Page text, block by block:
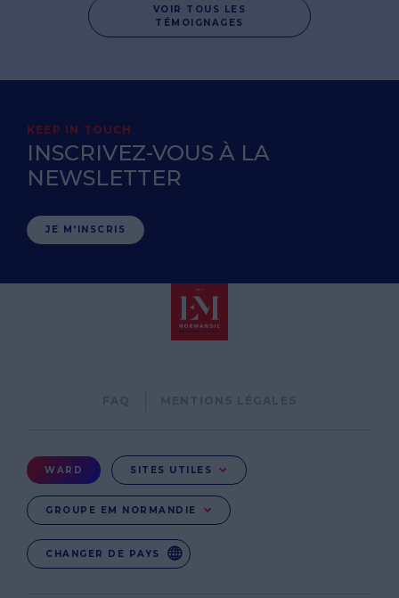
VOIR TOUS LES
TÉMOIGNAGES
KEEP IN TOUCH
INSCRIVEZ-VOUS À LA
NEWSLETTER
JE M'INSCRIS
Menu
Ward
WARD SITES UTILES
GROUPE EM NORMANDIE
CHANGER DE PAYS